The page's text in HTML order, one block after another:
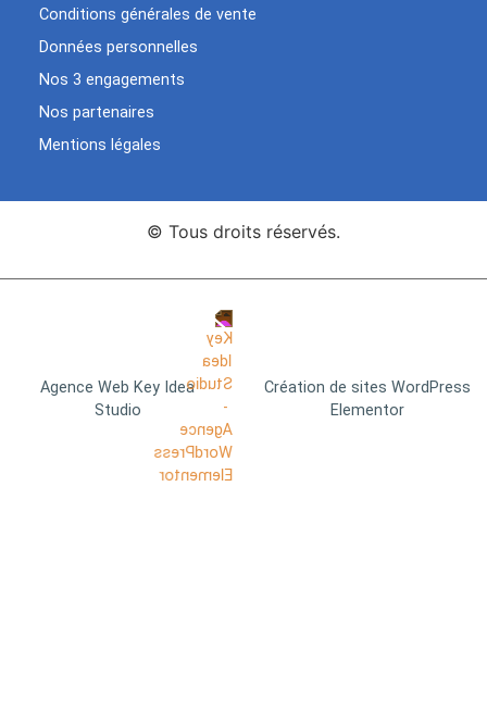
Conditions générales de vente
Données personnelles
Nos 3 engagements
Nos partenaires
Mentions légales
© Tous droits réservés.
Agence Web Key Idea
Studio
Création de sites WordPress
Elementor